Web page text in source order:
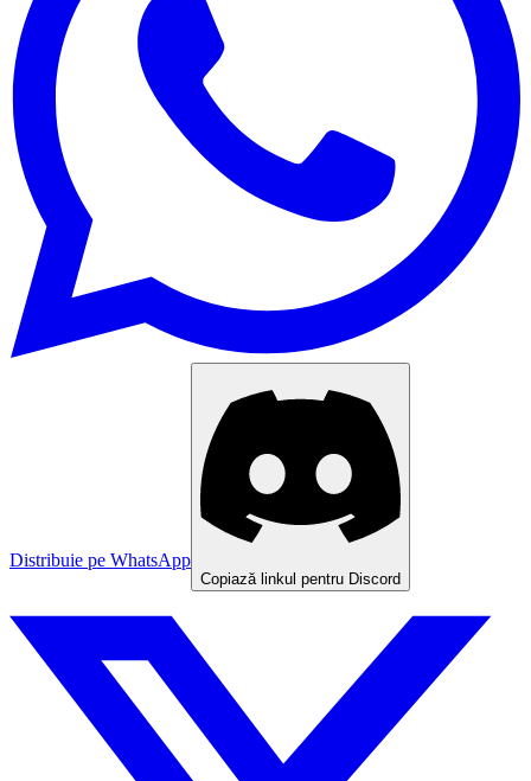
Distribuie pe WhatsApp
Copiază linkul pentru Discord